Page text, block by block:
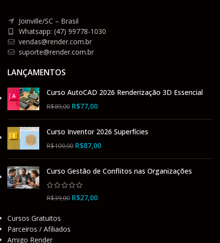
Joinville/SC – Brasil
Whatsapp: (47) 99778-1030
vendas@render.com.br
suporte@render.com.br
LANÇAMENTOS
Curso AutoCAD 2026 Renderização 3D Essencial
R$89,00 R$77,00
Curso Inventor 2026 Superfícies
R$109,00 R$87,00
Curso Gestão de Conflitos nas Organizações
R$39,00 R$27,00
Cursos Gratuitos
Parceiros / Afiliados
Amigo Render